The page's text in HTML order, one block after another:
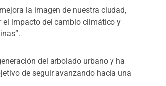
la imagen de nuestra ciudad,
el impacto del cambio climático y
del arbolado urbano y ha
de seguir avanzando hacia una